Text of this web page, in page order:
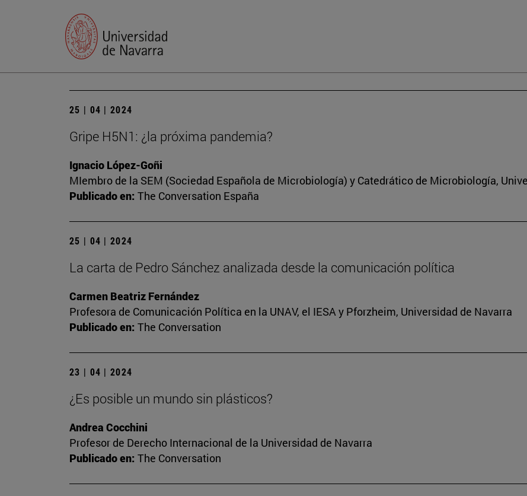
25 | 04 | 2024
Gripe H5N1: ¿la próxima pandemia?
Ignacio López-Goñi
MIembro de la SEM (Sociedad Española de Microbiología) y Catedrático de Microbiología,
Publicado en: The Conversation España
25 | 04 | 2024
La carta de Pedro Sánchez analizada desde la comunicación política
Carmen Beatriz Fernández
Profesora de Comunicación Política en la UNAV, el IESA y Pforzheim, Universidad de Navarra
Publicado en: The Conversation
23 | 04 | 2024
¿Es posible un mundo sin plásticos?
Andrea Cocchini
Profesor de Derecho Internacional de la Universidad de Navarra
Publicado en: The Conversation